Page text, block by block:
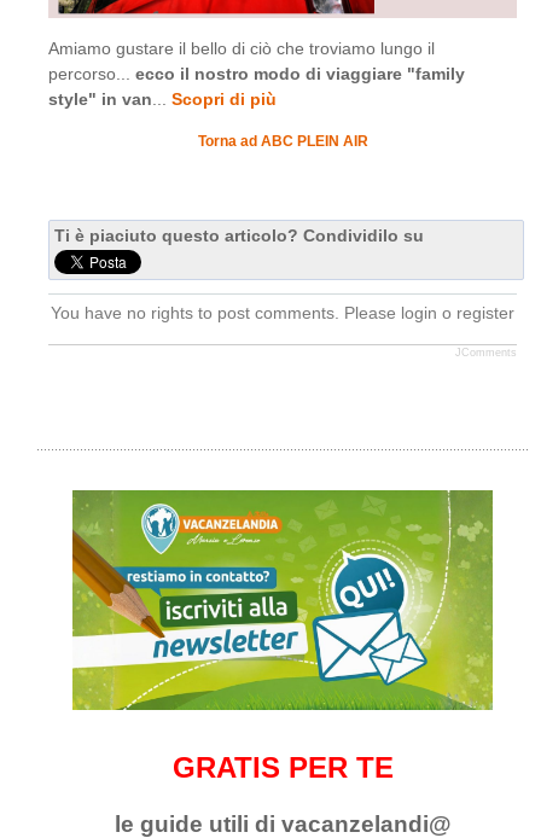
Amiamo gustare il bello di ciò che troviamo lungo il
percorso... ecco il nostro modo di viaggiare "family
style" in van
Scopri di più
Torna ad ABC PLEIN AIR
Ti è piaciuto questo articolo? Condividilo su
You have no rights to post comments. Please login o register
JComments
GRATIS PER TE
le guide utili di vacanzelandi@